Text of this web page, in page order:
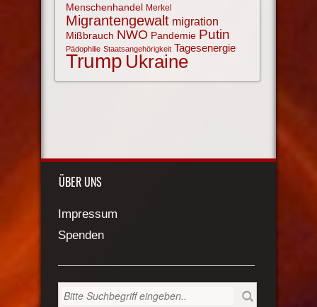
Menschenhandel Merkel
Migrantengewalt migration
Mißbrauch NWO Pandemie Putin
Pädophilie Staatsangehörigkeit Tagesenergie
Trump Ukraine
ÜBER UNS
Impressum
Spenden